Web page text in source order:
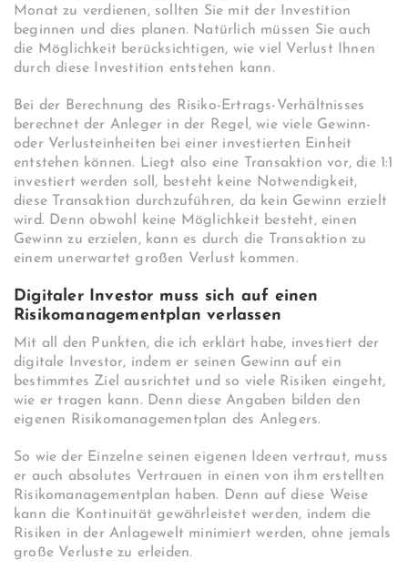
Monat zu verdienen, sollten Sie mit der Investition
beginnen und dies planen. Natürlich müssen Sie auch
die Möglichkeit berücksichtigen, wie viel Verlust Ihnen
durch diese Investition entstehen kann.
Bei der Berechnung des Risiko-Ertrags-Verhältnisses
berechnet der Anleger in der Regel, wie viele Gewinn-
oder Verlusteinheiten bei einer investierten Einheit
entstehen können. Liegt also eine Transaktion vor, die 1:1
investiert werden soll, besteht keine Notwendigkeit,
diese Transaktion durchzuführen, da kein Gewinn erzielt
wird. Denn obwohl keine Möglichkeit besteht, einen
Gewinn zu erzielen, kann es durch die Transaktion zu
einem unerwartet großen Verlust kommen.
Digitaler Investor muss sich auf einen
Risikomanagementplan verlassen
Mit all den Punkten, die ich erklärt habe, investiert der
digitale Investor, indem er seinen Gewinn auf ein
bestimmtes Ziel ausrichtet und so viele Risiken eingeht,
wie er tragen kann. Denn diese Angaben bilden den
eigenen Risikomanagementplan des Anlegers.
So wie der Einzelne seinen eigenen Ideen vertraut, muss
er auch absolutes Vertrauen in einen von ihm erstellten
Risikomanagementplan haben. Denn auf diese Weise
kann die Kontinuität gewährleistet werden, indem die
Risiken in der Anlagewelt minimiert werden, ohne jemals
große Verluste zu erleiden.